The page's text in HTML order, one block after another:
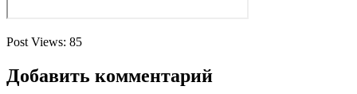
Post Views: 85
Добавить комментарий